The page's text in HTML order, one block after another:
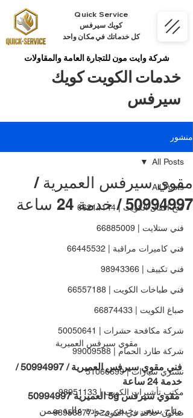
Quick Service
كويك سيرفس
كل خدماتك في مكان واحد
شركة وايت مون للتجارة العامة والمقاولات
خدمات الكويت كويك
سيرفس
منشور
All Posts
فتح اقفال الكويت | 66214144
فني ستلايت | 66885009
فني كاميرات مراقبة | 66445532
فني تكييف | 98943366
فني طباخات الكويت | 66557188
صباغ الكويت | 66874433
شركة مكافحة حشرات | 50050641
شركة طارد الحمام | 99009588
نشتري سيارات | 51066699
مكتب تأشيرات الكويت | 98951133
صالون حلاقة في الكويت | 98958877
All Posts
مقوي سيرفس العميرية /
50994997 / خدمة 24 ساعة
مقوي سيرفس العميرية
فني مقوي سيرفس العميرية / 50994997
/
خدمة 24 ساعة
مقوي سيرفس 5g العميرية
50994997
متاح بسعر رخيص وجودة عالية ضمن